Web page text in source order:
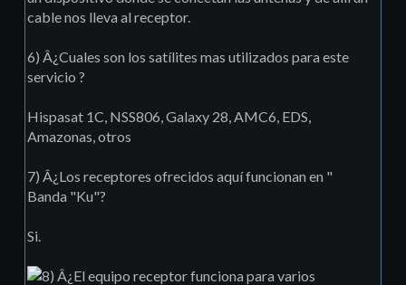
cable nos lleva al receptor.
6) Â¿Cuales son los satílites mas utilizados para este
servicio ?
Hispasat 1C, NSS806, Galaxy 28, AMC6, EDS,
Amazonas, otros
7) Â¿Los receptores ofrecidos aquí­ funcionan en "
Banda "Ku"?
Si.
Â¿El equipo receptor funciona para varios